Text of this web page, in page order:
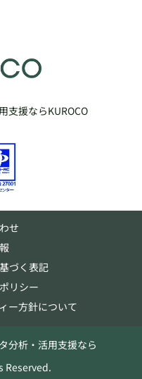
支援ならKUROCO
せ
づく表記
リシー
ー方針について
分析・活用支援なら
Reserved.